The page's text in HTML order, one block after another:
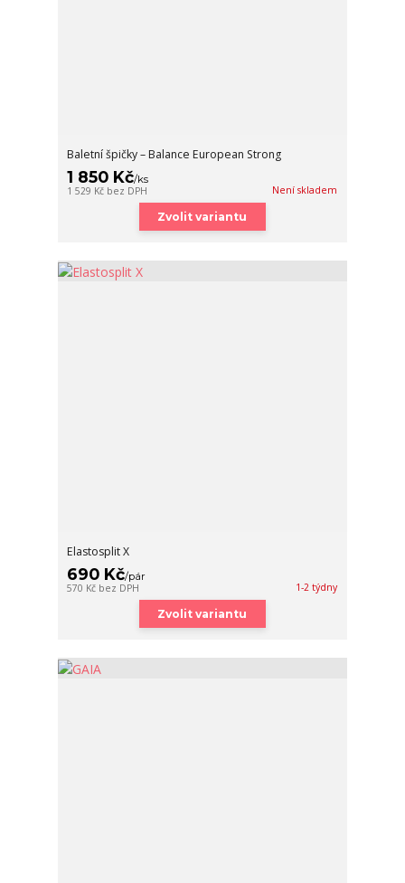
Baletní špičky – Balance European Strong
1 850 Kč/ks
1 529 Kč bez DPH Není skladem
Zvolit variantu
Elastosplit X
690 Kč/pár
570 Kč bez DPH 1-2 týdny
Zvolit variantu